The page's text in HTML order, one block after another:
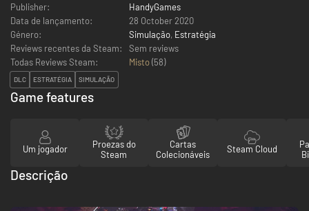
Publisher:
HandyGames
Data de lançamento:
28 October 2020
Género:
Simulação, Estratégia
Reviews recentes da Steam:
Sem reviews
Todas Reviews Steam:
Misto(58)
DLC ESTRATÉGIA SIMULAÇÃO
Game features
Um jogador
Proezas do
Steam
Cartas
Colecionáveis
Steam Cloud
Descrição